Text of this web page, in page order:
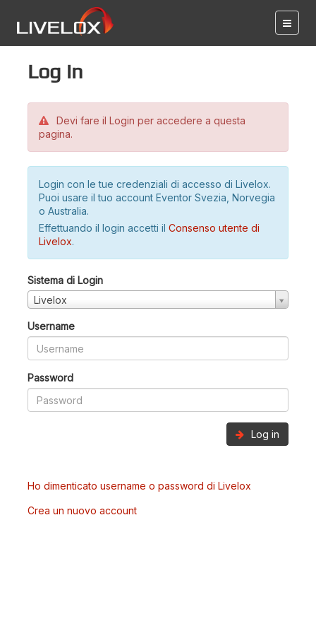
Log in
Devi fare il Login per accedere a questa
pagina.
Login con le tue credenziali di accesso di Livelox.
Puoi usare il tuo account Eventor Svezia, Norvegia
o Australia.
Effettuando il login accetti il Consenso utente di
Livelox.
Sistema di Login
Livelox
Username
Password
Log in
Ho dimenticato username o password di Livelox
Crea un nuovo account